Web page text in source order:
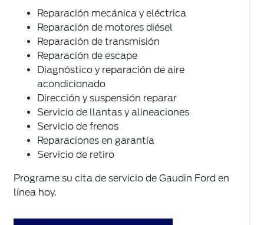
Reparación mecánica y eléctrica
Reparación de motores diésel
Reparación de transmisión
Reparación de escape
Diagnóstico y reparación de aire
acondicionado
Dirección y suspensión reparar
Servicio de llantas y alineaciones
Servicio de frenos
Reparaciones en garantía
Servicio de retiro
Programe su cita de servicio de Gaudin Ford en
línea hoy.